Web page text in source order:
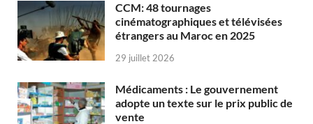
CCM: 48 tournages
cinématographiques et télévisées
étrangers au Maroc en 2025
29 juillet 2026
Médicaments : Le gouvernement
adopte un texte sur le prix public de
vente